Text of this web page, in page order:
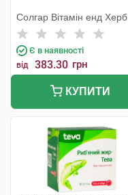
Солгар Вітамін енд Херб
Є в наявності
від 383.30 грн
КУПИТИ